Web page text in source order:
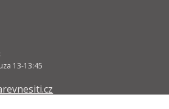
13-13:45